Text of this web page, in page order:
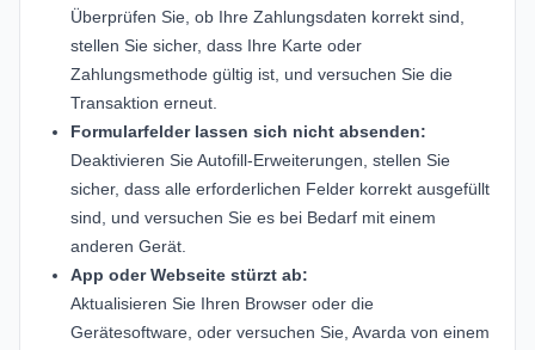
Überprüfen Sie, ob Ihre Zahlungsdaten korrekt sind,
stellen Sie sicher, dass Ihre Karte oder
Zahlungsmethode gültig ist, und versuchen Sie die
Transaktion erneut.
Formularfelder lassen sich nicht absenden:
Deaktivieren Sie Autofill-Erweiterungen, stellen Sie
sicher, dass alle erforderlichen Felder korrekt ausgefüllt
sind, und versuchen Sie es bei Bedarf mit einem
anderen Gerät.
App oder Webseite stürzt ab:
Aktualisieren Sie Ihren Browser oder die
Gerätesoftware, oder versuchen Sie, Avarda von einem